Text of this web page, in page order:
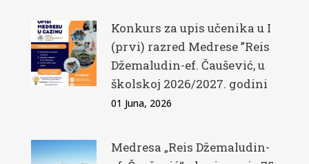
Konkurs za upis učenika u I
(prvi) razred Medrese ”Reis
Džemaludin-ef. Čaušević, u
školskoj 2026/2027. godini
01 Juna, 2026
Medresa „Reis Džemaludin-